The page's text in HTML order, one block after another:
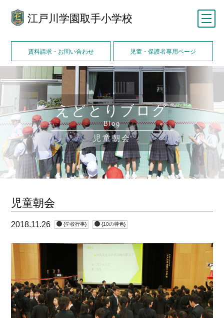
江戸川学園取手小学校
資料請求・お問い合わせ 児童・保護者専用ページ
えどとりブログ
Blog
児童朝会
メニュー
児童朝会
2018.11.26 {学校行事} {10の特色}